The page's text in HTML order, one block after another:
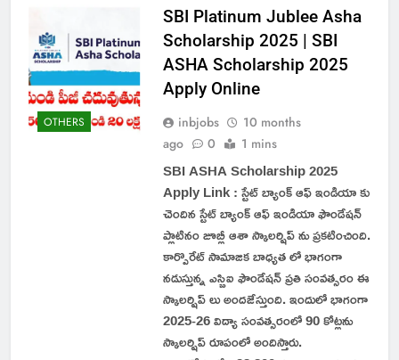
OTHERS
SBI Platinum Jublee Asha
Scholarship 2025 | SBI
ASHA Scholarship 2025
Apply Online
inbjobs
10 months
ago
0 1 mins
SBI ASHA Scholarship 2025
Apply Link : స్టేట్ బ్యాంక్ ఆఫ్ ఇండియా కు
చెందిన స్టేట్ బ్యాంక్ ఆఫ్ ఇండియా ఫౌండేషన్
ప్లాటినం జూబ్లీ ఆశా స్కాలర్షిప్ ను ప్రకటించింది.
కార్పొరేట్ సామాజిక బాధ్యత లో భాగంగా
నడుస్తున్న ఎస్బిఐ ఫౌండేషన్ ప్రతి సంవత్సరం ఈ
స్కాలర్షిప్ లు అందజేస్తుంది. ఇందులో భాగంగా
2025-26 విద్యా సంవత్సరంలో 90 కోట్లను
స్కాలర్షిప్ రూపంలో అందిస్తారు.